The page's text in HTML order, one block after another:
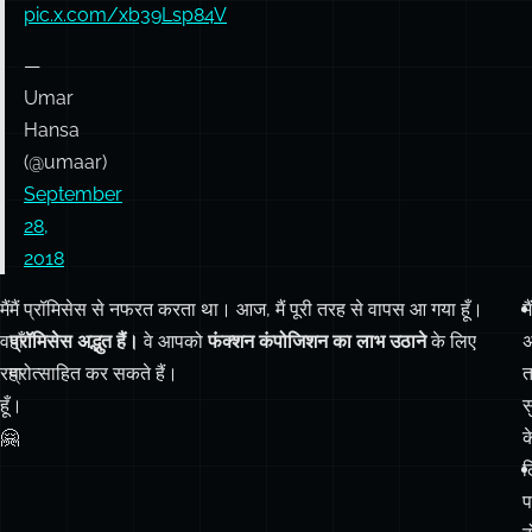
correctly
pic.x.com/xb39Lsp84V
—
Umar
Hansa
(@umaar)
September
मैं